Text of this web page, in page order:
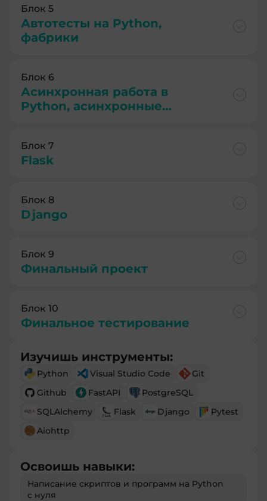
миграции схем при
помощи alembic
Блок 5
Автотесты на Python,
фабрики
Блок 6
Асинхронная работа в
Python, асинхронные
БД
Блок 7
Flask
Блок 8
Django
Блок 9
Финальный проект
Блок 10
Финальное тестирование
Изучишь инструменты:
Python Visual Studio Code
Git
Github
FastAPI
PostgreSQL
SQLAlchemy
Flask Django
Pytest
Aiohttp
Освоишь навыки:
Написание скриптов и программ на Python
с нуля